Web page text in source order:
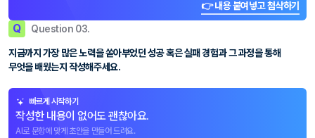
👉 내용 붙여넣고 첨삭하기
Q Question 03.
지금까지 가장 많은 노력을 쏟아부었던 성공 혹은 실패 경험과 그 과정을 통해
무엇을 배웠는지 작성해주세요.
빠르게 시작하기
작성한 내용이 없어도 괜찮아요.
AI로 문항에 맞게 초안을 만들어 드려요.